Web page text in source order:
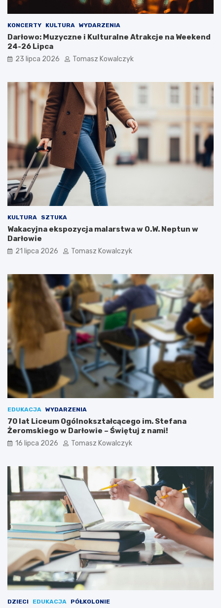
KONCERTY KULTURA WYDARZENIA
Darłowo: Muzyczne i Kulturalne Atrakcje na Weekend
24-26 Lipca
23 lipca 2026 Tomasz Kowalczyk
KULTURA SZTUKA
Wakacyjna ekspozycja malarstwa w O.W. Neptun w
Darłowie
21 lipca 2026 Tomasz Kowalczyk
EDUKACJA WYDARZENIA
70 lat Liceum Ogólnokształcącego im. Stefana
Żeromskiego w Darłowie – Świętuj z nami!
16 lipca 2026 Tomasz Kowalczyk
DZIECI EDUKACJA PÓŁKOLONIE